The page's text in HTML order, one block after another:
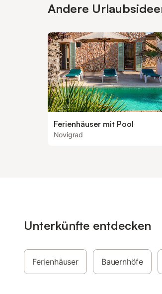
Andere
Ferienhäuser mit Pool
Novigrad
Unterkünfte entdecken
Ferienhäuser Bauernhöfe